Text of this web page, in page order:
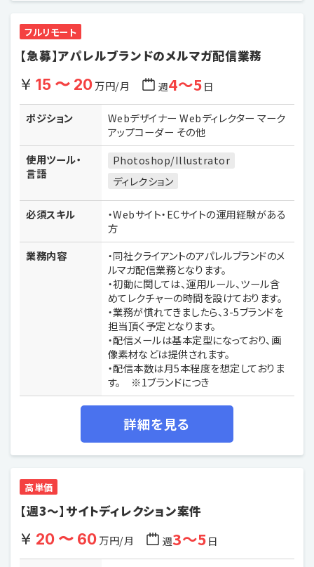
フルリモート
【急募】アパレルブランドのメルマガ配信業務
15 〜 20万円/月 週4〜5日
ポジション
Webデザイナー Webディレクター マーク
アップコーダー その他
使用ツール・
言語
Photoshop/Illustrator
ディレクション
必須スキル
・Webサイト・ECサイトの運用経験がある
方
業務内容
・同社クライアントのアパレルブランドのメ
ルマガ配信業務となります。
・初動に関しては、運用ルール、ツール含
めてレクチャーの時間を設けております。
・業務が慣れてきましたら、3-5ブランドを
担当頂く予定となります。
・配信メールは基本定型になっており、画
像素材などは提供されます。
・配信本数は月5本程度を想定しておりま
す。 ※1ブランドにつき
詳細を見る
高単価
【週3〜】サイトディレクション案件
20 〜 60万円/月 週3〜5日